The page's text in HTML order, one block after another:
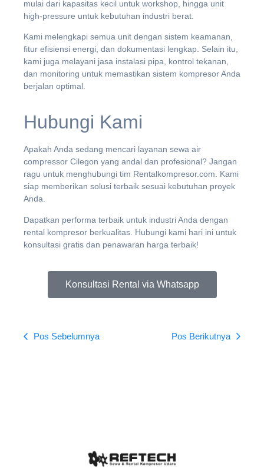
mulai dari kapasitas kecil untuk workshop, hingga unit
high-pressure untuk kebutuhan industri berat.
Kami melengkapi semua unit dengan sistem keamanan,
fitur efisiensi energi, dan dokumentasi lengkap. Selain itu,
kami juga melayani jasa instalasi pipa, kontrol tekanan,
dan monitoring untuk memastikan sistem kompresor Anda
berjalan optimal.
Hubungi Kami
Apakah Anda sedang mencari layanan sewa air
compressor Cilegon yang andal dan profesional? Jangan
ragu untuk menghubungi tim Rentalkompresor.com. Kami
siap memberikan solusi terbaik sesuai kebutuhan proyek
Anda.
Dapatkan performa terbaik untuk industri Anda dengan
rental kompresor berkualitas. Hubungi kami hari ini untuk
konsultasi gratis dan penawaran harga terbaik!
Konsultasi Rental via Whatsapp
Pos Sebelumnya Pos Berikutnya